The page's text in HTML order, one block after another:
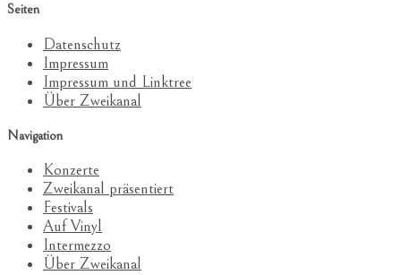
Seiten
Datenschutz
Impressum
Impressum und Linktree
Über Zweikanal
Navigation
Konzerte
Zweikanal präsentiert
Festivals
Auf Vinyl
Intermezzo
Über Zweikanal